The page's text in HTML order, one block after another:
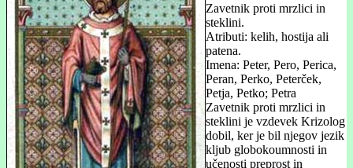
Zavetnik proti mrzlici in
steklini.
Atributi: kelih, hostija ali
patena.
Imena: Peter, Pero, Perica,
Peran, Perko, Peterček,
Petja, Petko; Petra
Zavetnik proti mrzlici in
steklini je vzdevek Krizolog
dobil, ker je bil njegov jezik
kljub globokoumnosti in
učenosti preprost in